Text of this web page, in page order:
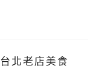
台北老店美食